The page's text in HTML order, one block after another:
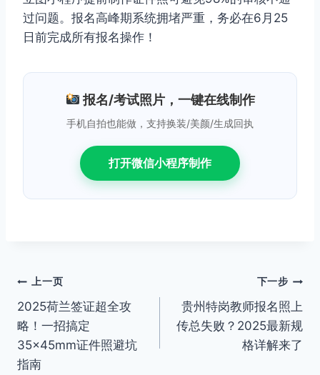
过问题。报名高峰期系统拥堵严重，务必在6月25
日前完成所有报名操作！
报名/考试照片，一键在线制作
手机自拍也能做，支持换装/美颜/生成回执
打开微信小程序制作
文
章
导
上一页
2025荷兰签证超全攻
略！一招搞定
35×45mm证件照避坑
指南
下一步
贵州特岗教师报名照上
传总失败？2025最新规
格详解来了